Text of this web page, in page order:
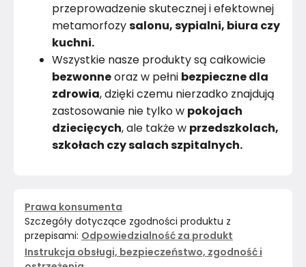
przeprowadzenie skutecznej i efektownej
metamorfozysalonu, sypialni, biura czy
kuchni.
Wszystkie nasze produkty są całkowicie
bezwonneoraz w pełni bezpieczne dla
zdrowia, dzięki czemu nierzadko znajdują
zastosowanie nie tylko w pokojach
dziecięcych, ale także w przedszkolach,
szkołach czy salach szpitalnych.
Prawa konsumenta
Szczegóły dotyczące zgodności produktu z
przepisami: Odpowiedzialność za produkt
Instrukcja obsługi, bezpieczeństwo, zgodność i